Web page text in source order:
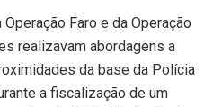
Faro e da Operação
realizavam abordagens a
da base da Polícia
a fiscalização de um